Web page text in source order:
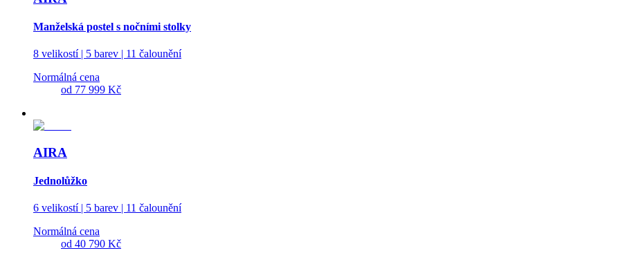
Manželská postel s nočními stolky
8 velikostí | 5 barev | 11 čalounění
Normálná cena
od 77 999 Kč
AIRA
Jednolůžko
6 velikostí | 5 barev | 11 čalounění
Normálná cena
od 40 790 Kč